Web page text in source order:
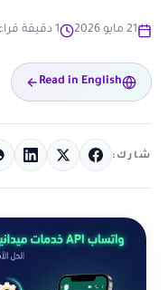
21 مايو 2026 1 دقيقة قراءة
Read in English
شارك: